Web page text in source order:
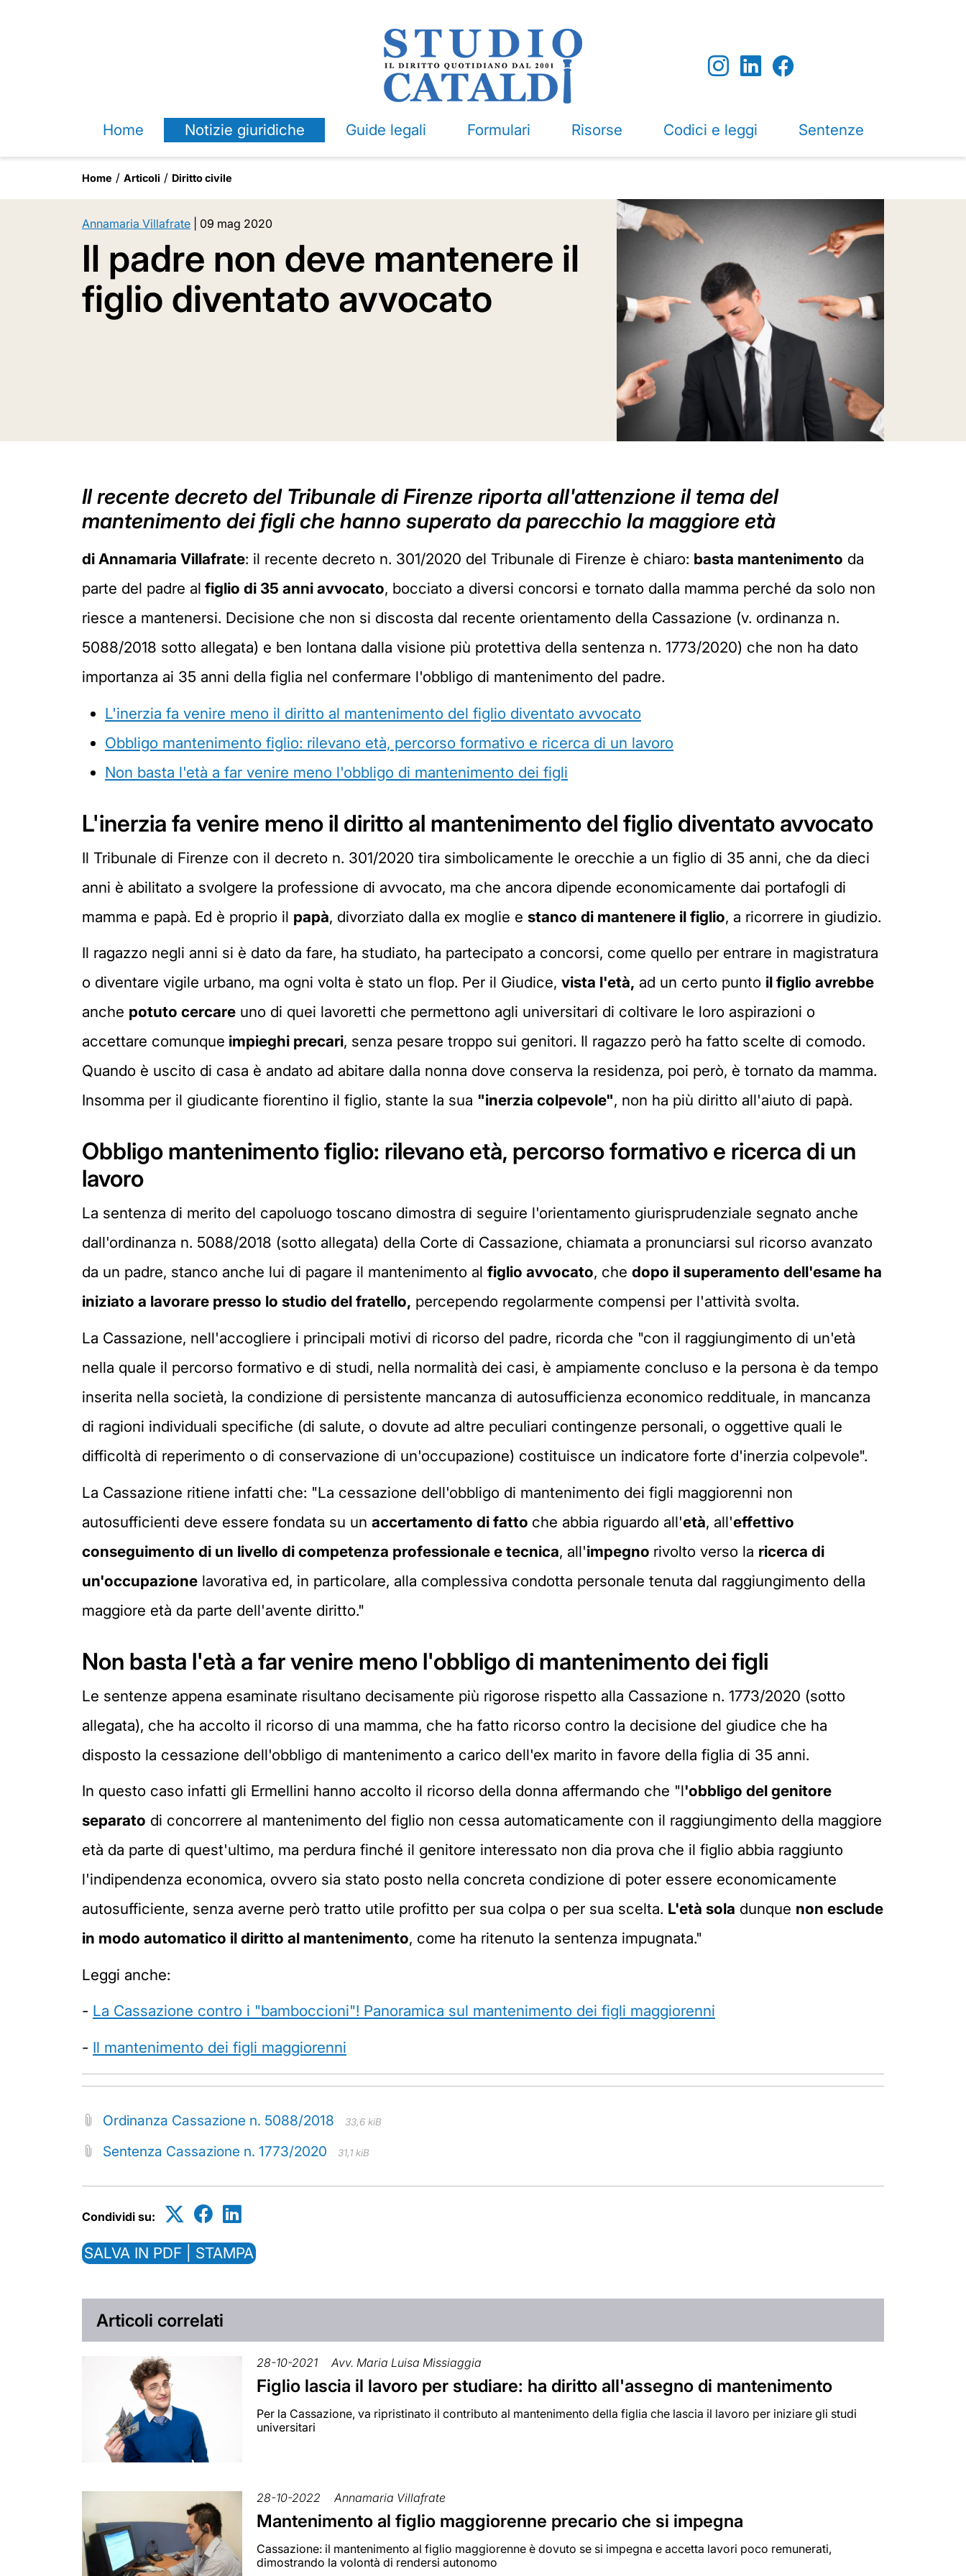
Home Notizie giuridiche Guide legali Formulari Risorse Codici e leggi Sentenze
Home Articoli Diritto civile
Annamaria Villafrate 09 mag 2020
Il padre non deve mantenere il
figlio diventato avvocato
Il recente decreto del Tribunale di Firenze riporta all'attenzione il tema del
mantenimento dei figli che hanno superato da parecchio la maggiore età
di Annamaria Villafrate: il recente decreto n. 301/2020 del Tribunale di Firenze è chiaro: basta mantenimento da
parte del padre al figlio di 35 anni avvocato, bocciato a diversi concorsi e tornato dalla mamma perché da solo non
riesce a mantenersi. Decisione che non si discosta dal recente orientamento della Cassazione (v. ordinanza n.
5088/2018 sotto allegata) e ben lontana dalla visione più protettiva della sentenza n. 1773/2020) che non ha dato
importanza ai 35 anni della figlia nel confermare l'obbligo di mantenimento del padre.
L'inerzia fa venire meno il diritto al mantenimento del figlio diventato avvocato
Obbligo mantenimento figlio: rilevano età, percorso formativo e ricerca di un lavoro
Non basta l'età a far venire meno l'obbligo di mantenimento dei figli
L'inerzia fa venire meno il diritto al mantenimento del figlio diventato avvocato
Il Tribunale di Firenze con il decreto n. 301/2020 tira simbolicamente le orecchie a un figlio di 35 anni, che da dieci
anni è abilitato a svolgere la professione di avvocato, ma che ancora dipende economicamente dai portafogli di
mamma e papà. Ed è proprio il papà, divorziato dalla ex moglie e stanco di mantenere il figlio, a ricorrere in giudizio.
Il ragazzo negli anni si è dato da fare, ha studiato, ha partecipato a concorsi, come quello per entrare in magistratura
o diventare vigile urbano, ma ogni volta è stato un flop. Per il Giudice, vista l'età, ad un certo punto il figlio avrebbe
anche potuto cercare uno di quei lavoretti che permettono agli universitari di coltivare le loro aspirazioni o
accettare comunque impieghi precari, senza pesare troppo sui genitori. Il ragazzo però ha fatto scelte di comodo.
Quando è uscito di casa è andato ad abitare dalla nonna dove conserva la residenza, poi però, è tornato da mamma.
Insomma per il giudicante fiorentino il figlio, stante la sua "inerzia colpevole", non ha più diritto all'aiuto di papà.
Obbligo mantenimento figlio: rilevano età, percorso formativo e ricerca di un
lavoro
La sentenza di merito del capoluogo toscano dimostra di seguire l'orientamento giurisprudenziale segnato anche
dall'ordinanza n. 5088/2018 (sotto allegata) della Corte di Cassazione, chiamata a pronunciarsi sul ricorso avanzato
da un padre, stanco anche lui di pagare il mantenimento al figlio avvocato, che dopo il superamento dell'esame ha
iniziato a lavorare presso lo studio del fratello, percependo regolarmente compensi per l'attività svolta.
La Cassazione, nell'accogliere i principali motivi di ricorso del padre, ricorda che "con il raggiungimento di un'età
nella quale il percorso formativo e di studi, nella normalità dei casi, è ampiamente concluso e la persona è da tempo
inserita nella società, la condizione di persistente mancanza di autosufficienza economico reddituale, in mancanza
di ragioni individuali specifiche (di salute, o dovute ad altre peculiari contingenze personali, o oggettive quali le
difficoltà di reperimento o di conservazione di un'occupazione) costituisce un indicatore forte d'inerzia colpevole".
La Cassazione ritiene infatti che: "La cessazione dell'obbligo di mantenimento dei figli maggiorenni non
autosufficienti deve essere fondata su un accertamento di fatto che abbia riguardo all'età, all'effettivo
conseguimento di un livello di competenza professionale e tecnica, all'impegno rivolto verso la ricerca di
un'occupazione lavorativa ed, in particolare, alla complessiva condotta personale tenuta dal raggiungimento della
maggiore età da parte dell'avente diritto."
Non basta l'età a far venire meno l'obbligo di mantenimento dei figli
Le sentenze appena esaminate risultano decisamente più rigorose rispetto alla Cassazione n. 1773/2020 (sotto
allegata), che ha accolto il ricorso di una mamma, che ha fatto ricorso contro la decisione del giudice che ha
disposto la cessazione dell'obbligo di mantenimento a carico dell'ex marito in favore della figlia di 35 anni.
In questo caso infatti gli Ermellini hanno accolto il ricorso della donna affermando che "l'obbligo del genitore
separato di concorrere al mantenimento del figlio non cessa automaticamente con il raggiungimento della maggiore
età da parte di quest'ultimo, ma perdura finché il genitore interessato non dia prova che il figlio abbia raggiunto
l'indipendenza economica, ovvero sia stato posto nella concreta condizione di poter essere economicamente
autosufficiente, senza averne però tratto utile profitto per sua colpa o per sua scelta. L'età sola dunque non esclude
in modo automatico il diritto al mantenimento, come ha ritenuto la sentenza impugnata."
Leggi anche:
- La Cassazione contro i "bamboccioni"! Panoramica sul mantenimento dei figli maggiorenni
- Il mantenimento dei figli maggiorenni
Ordinanza Cassazione n. 5088/2018 33,6 kiB
Sentenza Cassazione n. 1773/2020 31,1 kiB
Condividi su:
SALVA IN PDF | STAMPA
Articoli correlati
28-10-2021 Avv. Maria Luisa Missiaggia
Figlio lascia il lavoro per studiare: ha diritto all'assegno di mantenimento
Per la Cassazione, va ripristinato il contributo al mantenimento della figlia che lascia il lavoro per iniziare gli studi
universitari
28-10-2022 Annamaria Villafrate
Mantenimento al figlio maggiorenne precario che si impegna
Cassazione: il mantenimento al figlio maggiorenne è dovuto se si impegna e accetta lavori poco remunerati,
dimostrando la volontà di rendersi autonomo